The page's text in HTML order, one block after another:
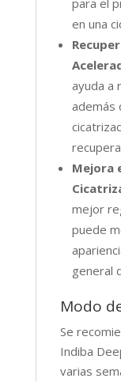
para el
en una
ayuda a
además
Mejora
mejor
puede
general
Modo
Se
Indiba
varias